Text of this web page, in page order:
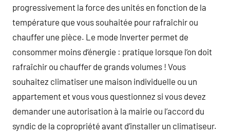
progressivement la force des unités en fonction de la
température que vous souhaitée pour rafraîchir ou
chauffer une pièce. Le mode Inverter permet de
consommer moins d’énergie : pratique lorsque l’on doit
rafraîchir ou chauffer de grands volumes ! Vous
souhaitez climatiser une maison individuelle ou un
appartement et vous vous questionnez si vous devez
demander une autorisation à la mairie ou l’accord du
syndic de la copropriété avant d’installer un climatiseur.